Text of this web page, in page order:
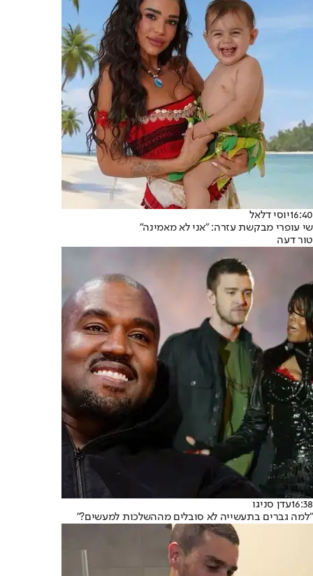
16:40יוסי דלאל
שי עופרי מבקשת עזרה: "אני לא מאמינה"
טור דעה
16:38עדן סניגו
"למה גברים בתעשייה לא סובלים מההשלכות למעשים?"